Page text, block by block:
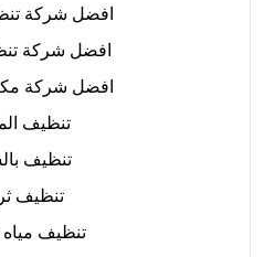
افضل شركة
افضل شركة
افضل شركة
تنظيف
تنظيف
تنظيف
تنظيف مياه